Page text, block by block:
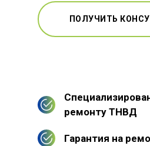
ПОЛУЧИТЬ
ремонту ТНВД
Гарантия на